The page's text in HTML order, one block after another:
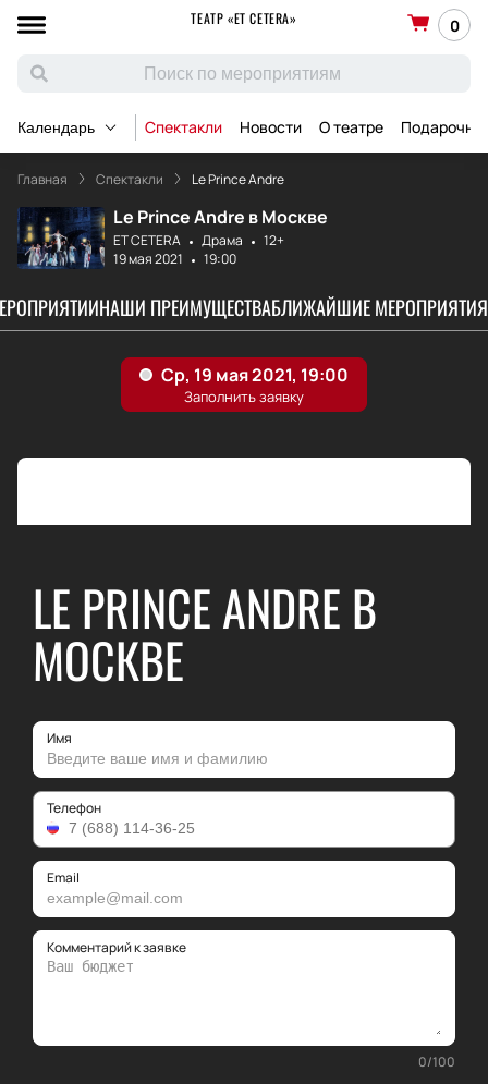
ТЕАТР «ET CETERA» 0
Календарь Спектакли Новости О театре
Главная Спектакли Le Prince Andre
Le Prince Andre в Москве
ET CETERA Драма
12+
19 мая 2021
19:00
НАШИ ПРЕИМУЩЕСТВАБЛИЖАЙШИЕ МЕРОПРИЯТИЯ
LE PRINCE ANDRE В
МОСКВЕ
Имя
Телефон
Email
Комментарий к заявке
0/100